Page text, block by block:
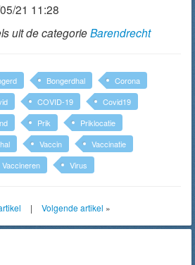
21 11:28
uit de categorieBarendrecht
Bongerdhal
Corona
COVID-19
Covid19
Prik
Priklocatie
Vaccin
Vaccinatie
Vaccineren Virus
| Volgende artikel »